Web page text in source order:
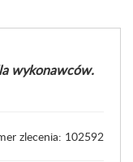
wykonawców.
zlecenia: 102592